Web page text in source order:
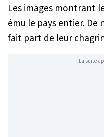
Les images montrant
ému le pays entier.
fait part de leur
La suite